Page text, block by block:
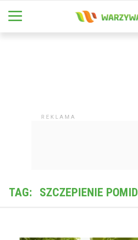
TAG: SZCZEPIENIE